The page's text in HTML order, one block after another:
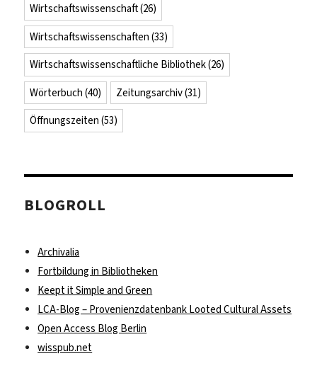
Wirtschaftswissenschaft(26)
Wirtschaftswissenschaften (33)
Wirtschaftswissenschaftliche Bibliothek(26)
Wörterbuch (40) Zeitungsarchiv(31)
Öffnungszeiten (53)
BLOGROLL
Archivalia
Fortbildung in Bibliotheken
Keept it Simple and Green
LCA-Blog – Provenienzdatenbank Looted Cultural Assets
Open Access Blog Berlin
wisspub.net